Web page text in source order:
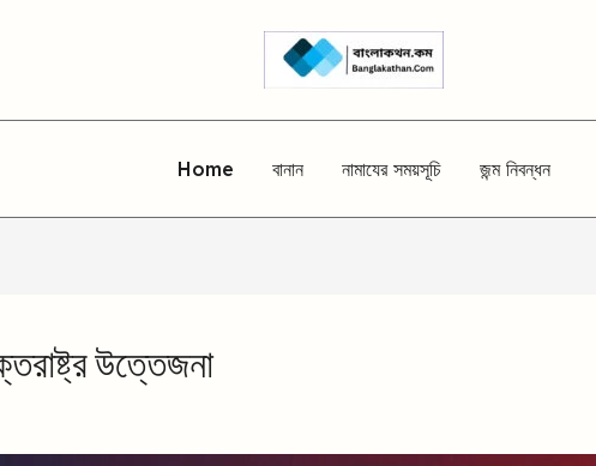
Home বানান নামাযের সময়সূচি জন্ম নিবন্ধন
উত্তেজনা